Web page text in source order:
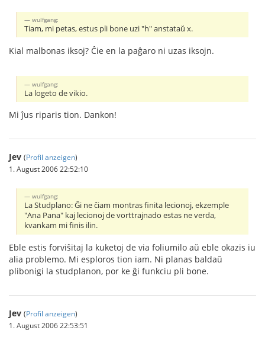
wulfgang:
Tiam, mi petas, estus pli bone uzi "h" anstataŭ x.
Kial malbonas iksoj? Ĉie en la paĝaro ni uzas iksojn.
wulfgang:
La logeto de vikio.
Mi ĵus riparis tion. Dankon!
Jev (Profil anzeigen)
1. August 2006 22:52:10
wulfgang:
La Studplano: Ĝi ne ĉiam montras finita lecionoj, ekzemple
"Ana Pana" kaj lecionoj de vorttrajnado estas ne verda,
kvankam mi finis ilin.
Eble estis forviŝitaj la kuketoj de via foliumilo aŭ eble okazis iu
alia problemo. Mi esploros tion iam. Ni planas baldaŭ
plibonigi la studplanon, por ke ĝi funkciu pli bone.
Jev (Profil anzeigen)
1. August 2006 22:53:51